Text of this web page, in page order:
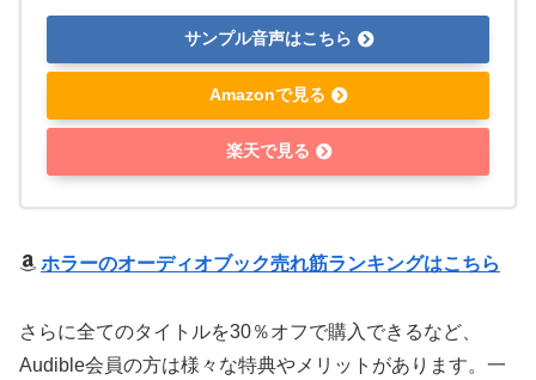
サンプル音声はこちら
Amazonで見る
楽天で見る
ホラーのオーディオブック売れ筋ランキングはこちら
さらに全てのタイトルを30％オフで購入できるなど、
Audible会員の方は様々な特典やメリットがあります。一